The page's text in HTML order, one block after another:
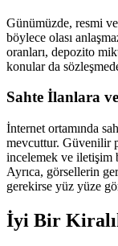
Günümüzde, resmi
böylece olası
oranları, depozito
konular da
Sahte İlanlara
İnternet ortamında
mevcuttur. Güvenilir
incelemek ve iletişim
Ayrıca, görsellerin
gerekirse yüz yüze
İyi Bir